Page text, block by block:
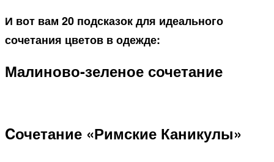
И вот вам 20 подсказок для идеального
сочетания цветов в одежде:
Малиново-зеленое сочетание
Cочетание «Римские Каникулы»